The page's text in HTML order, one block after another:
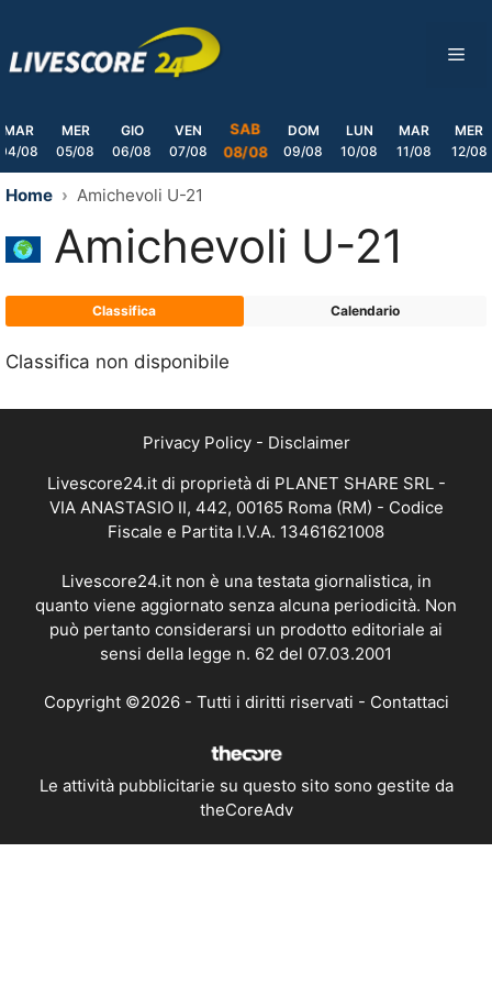
content
MAR
04/08
MER
05/08
GIO
06/08
VEN
07/08
SAB
08/08
DOM
09/08
LUN
10/08
MAR
11/08
MER
12/08
Home Amichevoli U-21
Amichevoli U-21
Classifica Calendario
Classifica non disponibile
Privacy Policy- Disclaimer
Livescore24.it di proprietà di PLANET SHARE SRL -
VIA ANASTASIO II, 442, 00165 Roma (RM) - Codice
Fiscale e Partita I.V.A. 13461621008
Livescore24.it non è una testata giornalistica, in
quanto viene aggiornato senza alcuna periodicità. Non
può pertanto considerarsi un prodotto editoriale ai
sensi della legge n. 62 del 07.03.2001
Copyright ©2026 - Tutti i diritti riservati - Contattaci
Le attività pubblicitarie su questo sito sono gestite da
theCoreAdv